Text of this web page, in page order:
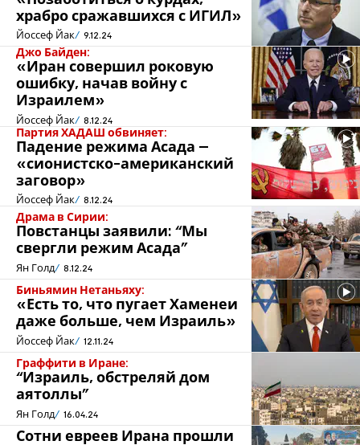
храбро сражавшихся с ИГИЛ»
Йоссеф Йак 9.12.24
Джо Байден:
«Иран совершил роковую
ошибку, начав войну с
Израилем»
Йоссеф Йак 8.12.24
Партия ХАДАШ обвиняет:
Падение режима Асада –
«сионистско-американский
заговор»
Йоссеф Йак 8.12.24
Драма в Сирии:
Повстанцы заявили: “Мы
свергли режим Асада”
Ян Голд 8.12.24
Биньямин Нетаньяху:
«Есть то, что пугает Хаменеи
даже больше, чем Израиль»
Йоссеф Йак 12.11.24
Граффити в Иране:
“Израиль, обстреляй дом
аятоллы”
Ян Голд 16.04.24
Сотни евреев Ирана прошли